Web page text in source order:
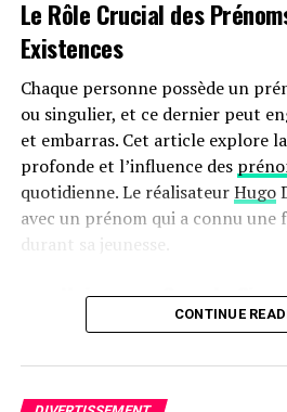
dans l’esprit de visionnaires qui
d’un registre sécurisé et
associé à Bitcoin, le parcours de
Le Rôle Crucial des
Existences
Chaque personne possède un
ou singulier, et ce dernier peut
et embarras. Cet article explore
profonde et l’influence des
quotidienne. Le réalisateurHugo
avec un prénom qui a connu
durant sa jeunesse.
une Naissance Sous le
Hugo David est né en 2000 à
prénom Hugo était en plein
CONTINUE